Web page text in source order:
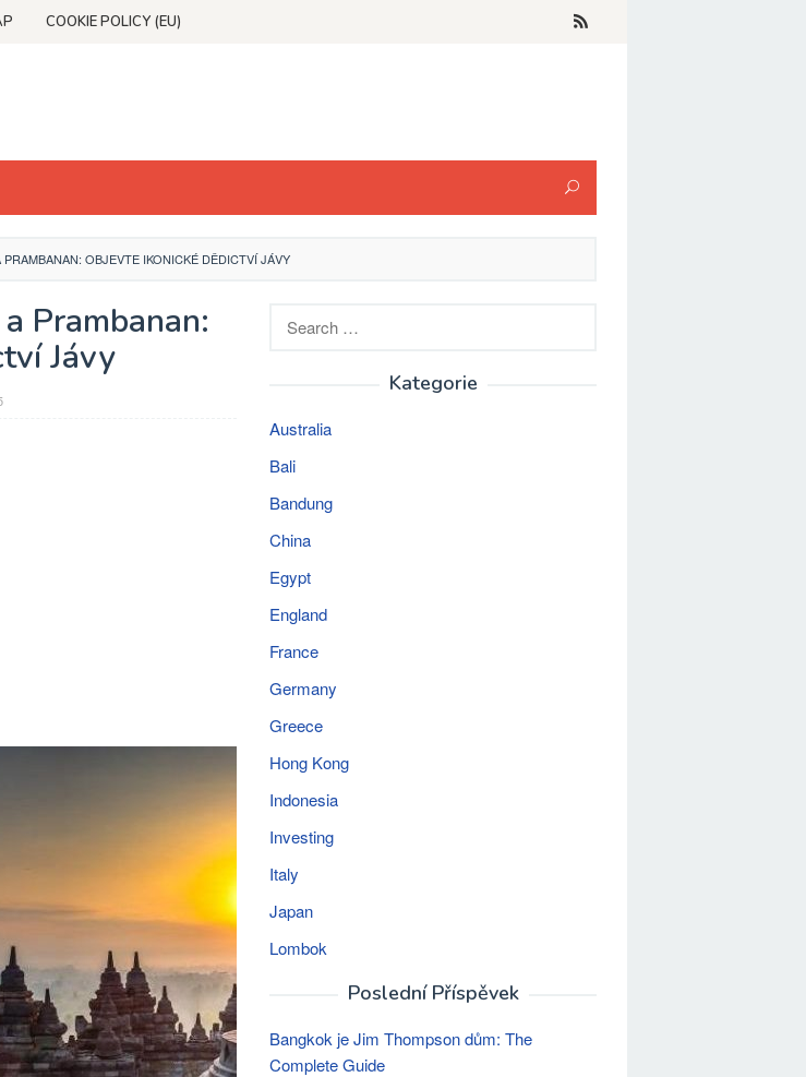
COOKIE POLICY (EU)
OBJEVTE IKONICKÉ DĚDICTVÍ JÁVY
Prambanan:
Jávy
Kategorie
Australia
Bali
Bandung
China
Egypt
England
France
Germany
Greece
Hong Kong
Indonesia
Investing
Italy
Japan
Lombok
Poslední Příspěvek
Bangkok je Jim Thompson dům: The
Complete Guide